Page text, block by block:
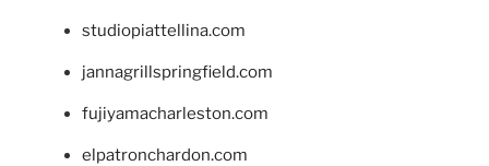
studiopiattellina.com
jannagrillspringfield.com
fujiyamacharleston.com
elpatronchardon.com